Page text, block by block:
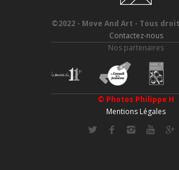
©2022 - Move And Art - Tous
Contactez-nous
Nos partenaires
© Photos Philippe H
Mentions Légales